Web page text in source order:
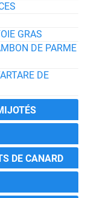
GRAS
DE PARME
DE
DE CANARD